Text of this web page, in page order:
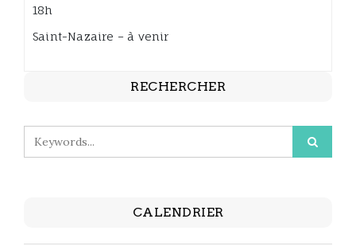
18h
Saint-Nazaire – à venir
RECHERCHER
CALENDRIER